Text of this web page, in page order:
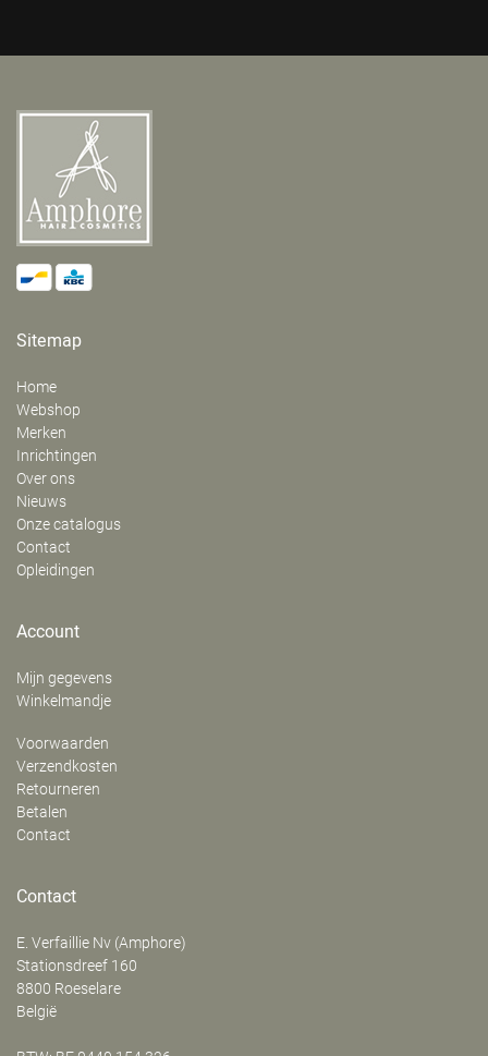
Sitemap
Home
Webshop
Merken
Inrichtingen
Over ons
Nieuws
Onze catalogus
Contact
Opleidingen
Account
Mijn gegevens
Winkelmandje
Voorwaarden
Verzendkosten
Retourneren
Betalen
Contact
Contact
E. Verfaillie Nv (Amphore)
‍Stationsdreef 160
8800 Roeselare
België